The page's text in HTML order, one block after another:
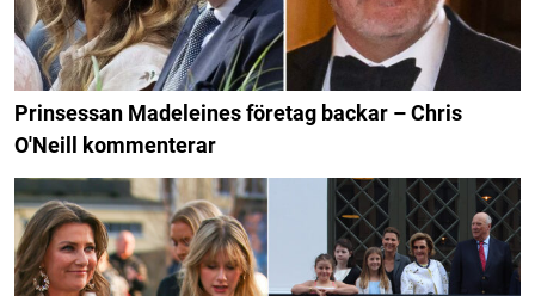
Prinsessan Madeleines företag backar – Chris
O'Neill kommenterar